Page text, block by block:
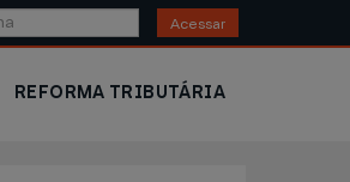
Acessar
REFORMA TRIBUTÁRIA